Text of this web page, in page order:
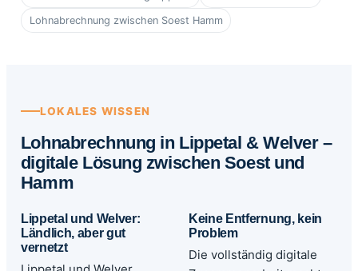
Lohnabrechnung zwischen Soest Hamm
LOKALES WISSEN
Lohnabrechnung in Lippetal & Welver –
digitale Lösung zwischen Soest und
Hamm
Lippetal und Welver:
Ländlich, aber gut
vernetzt
Keine Entfernung, kein
Problem
Die vollständig digitale